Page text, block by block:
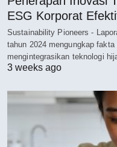
ESG Korporat
Sustainability Pioneers -
tahun 2024 mengungkap
mengintegrasikan teknologi
3 weeks ago